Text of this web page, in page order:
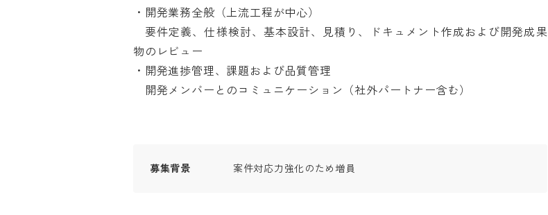
・開発業務全般（上流工程が中心）
要件定義、仕様検討、基本設計、見積り、ドキュメント作成および開発成果
物のレビュー
・開発進捗管理、課題および品質管理
開発メンバーとのコミュニケーション（社外パートナー含む）
募集背景 案件対応力強化のため増員